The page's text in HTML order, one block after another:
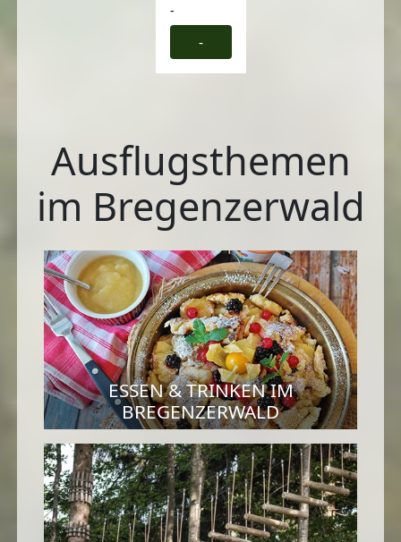
-
-
Ausflugsthemen
im Bregenzerwald
ESSEN & TRINKEN IM
BREGENZERWALD